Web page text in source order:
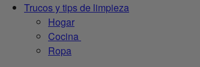
Trucos y tips de limpieza
Hogar
Cocina
Ropa